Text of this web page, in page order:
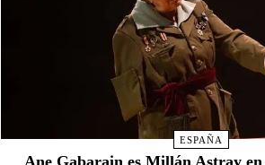
ESPAÑA
Ane Gabarain es Millán Astray